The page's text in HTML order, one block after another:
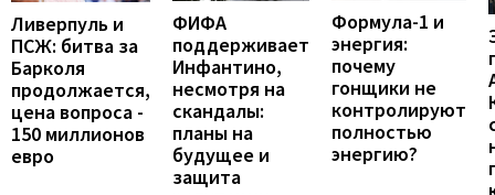
Ливерпуль и
ПСЖ: битва за
Барколя
продолжается,
цена вопроса -
150 миллионов
евро
ФИФА
поддерживает
Инфантино,
несмотря на
скандалы:
планы на
будущее и
защита
Формула-1 и
энергия:
почему
гонщики не
контролируют
полностью
энергию?